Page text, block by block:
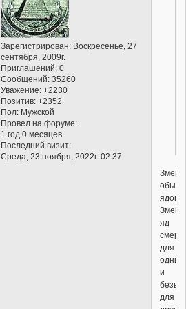
Зарегистрирован: Воскресенье, 27
сентября, 2009г.
Приглашений: 0
Сообщений: 35260
Уважение: +2230
Позитив: +2352
Пол: Мужской
Провел на форуме:
1 год 0 месяцев
Последний визит:
Среда, 23 ноября, 2022г. 02:37
Змей
яд
для
одних
и
для